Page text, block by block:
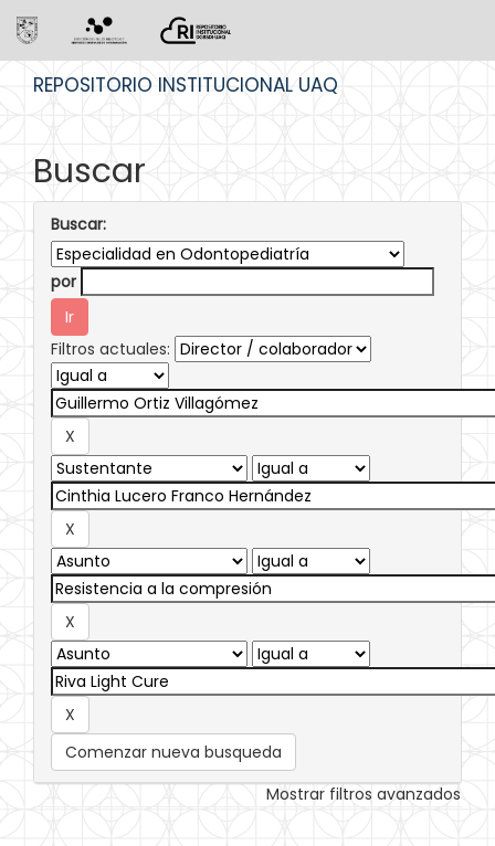
REPOSITORIO INSTITUCIONAL UAQ
Buscar
Buscar:
por
Filtros actuales:
Comenzar nueva busqueda
Mostrar filtros avanzados